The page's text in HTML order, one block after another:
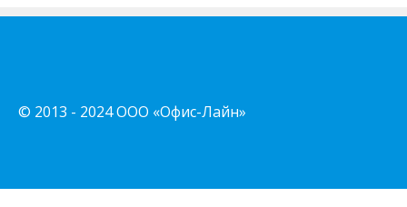
© 2013 - 2024 ООО «Офис-Лайн»